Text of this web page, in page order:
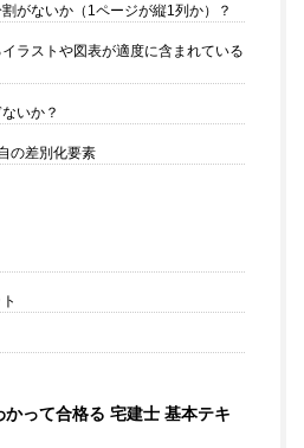
がないか（1ページが縦1列か）？
ラストや図表が適度に含まれている
いか？
の差別化要素
かって合格る 宅建士 基本テキ